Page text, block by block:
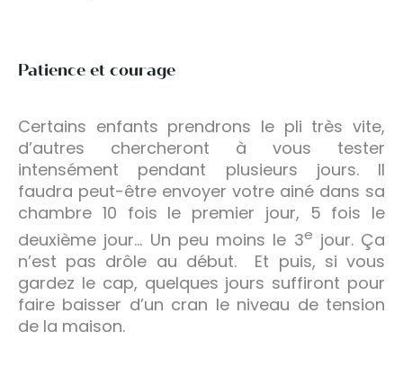
Patience et courage
Certains enfants prendrons le pli très vite,
d’autres chercheront à vous tester
intensément pendant plusieurs jours. Il
faudra peut-être envoyer votre ainé dans sa
chambre 10 fois le premier jour, 5 fois le
deuxième jour… Un peu moins le 3e jour. Ça
n’est pas drôle au début. Et puis, si vous
gardez le cap, quelques jours suffiront pour
faire baisser d’un cran le niveau de tension
de la maison.